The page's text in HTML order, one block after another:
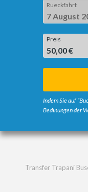
Rueckfahrt
7 August
Preis
50,00 €
Indem Sie auf
Bedinungen der
Transfer Trapani